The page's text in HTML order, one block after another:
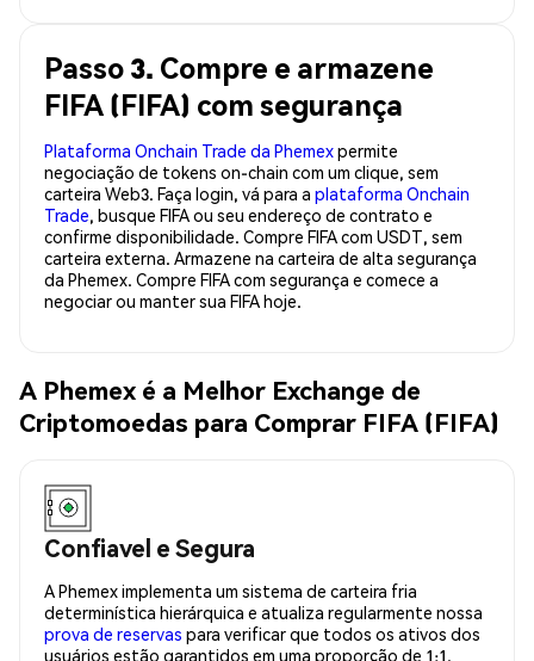
Passo 3. Compre e armazene
FIFA (FIFA) com segurança
Plataforma Onchain Trade da Phemexpermite
negociação de tokens on-chain com um clique, sem
carteira Web3. Faça login, vá para a plataforma Onchain
Trade, busque FIFA ou seu endereço de contrato e
confirme disponibilidade. Compre FIFA com USDT, sem
carteira externa. Armazene na carteira de alta segurança
da Phemex. Compre FIFA com segurança e comece a
negociar ou manter sua FIFA hoje.
A Phemex é a Melhor Exchange de
Criptomoedas para Comprar FIFA (FIFA)
Confiavel e Segura
A Phemex implementa um sistema de carteira fria
determinística hierárquica e atualiza regularmente nossa
prova de reservas para verificar que todos os ativos dos
usuários estão garantidos em uma proporção de 1:1.